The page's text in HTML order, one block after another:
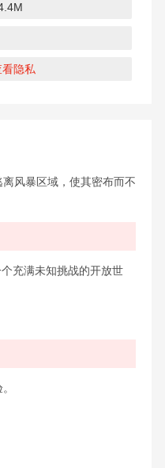
看隐私
风暴区域，使其密布而不
充满未知挑战的开放世
下载
球大战RT 空心地球